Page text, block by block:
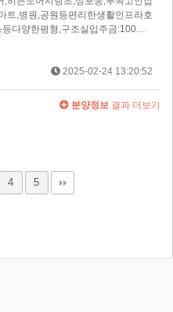
트,병원,공원등편리한생활인프라호
다양한평형,구조실입주금:100…
2025-02-24 13:20:52
분양정보 결과 더보기
4 5